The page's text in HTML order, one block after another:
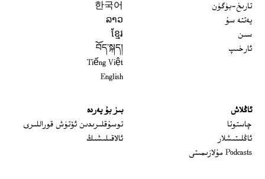
تارىخ-بۈگۈن
يەتتە سۇ
سىن
ئارخىپ
한국어
ລາວ
ខ្មែរ
བོད་སྐད།
Tiếng Việt
English
ئاڭلاش
چاستوتا
ئاڭلىتىشلار
Podcasts مۇلازىمىتى
بىز بۇ يەردە
توسۇقلىرىدىن ئۆتۈش قوراللىرى
ئالاقىلىشىڭ